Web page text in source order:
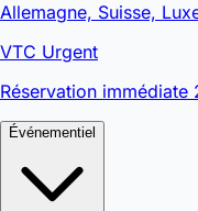
Allemagne, Suisse,
VTC Urgent
Réservation immédiate
Événementiel